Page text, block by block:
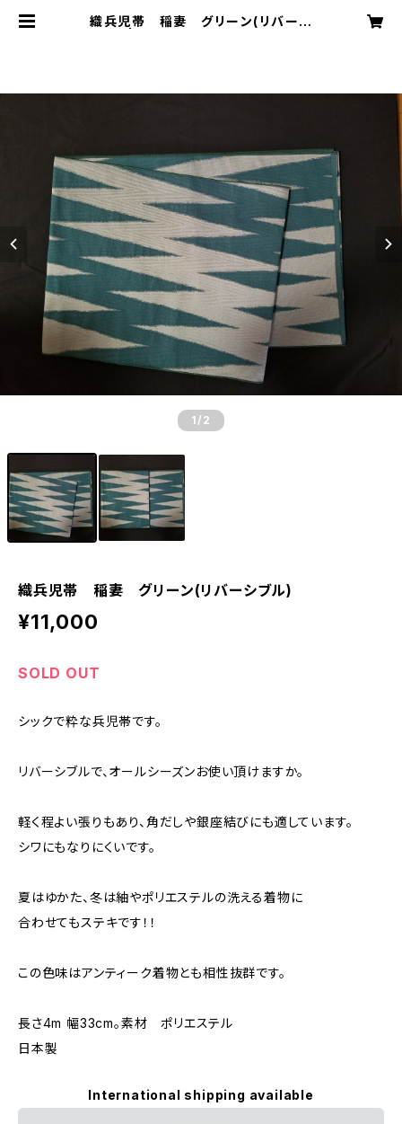
織兵児帯 稲妻 グリーン(リバーシ
1 /2
織兵児帯 稲妻 グリーン(リバーシブル)
¥11,000
SOLD OUT
シックで粋な兵児帯です。
リバーシブルで、オールシーズンお使い頂けますか。
軽く程よい張りもあり、角だしや銀座結びにも適しています。
シワにもなりにくいです。
夏はゆかた、冬は紬やポリエステルの洗える着物に
合わせてもステキです！！
この色味はアンティーク着物とも相性抜群です。
長さ4m 幅33cm。素材 ポリエステル
日本製
International shipping available